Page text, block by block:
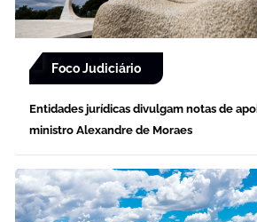
Foco Judiciário
Entidades jurídicas divulgam notas de
ministro Alexandre de Moraes